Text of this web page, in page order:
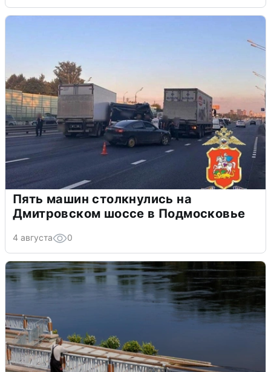
Пять машин столкнулись на
Дмитровском шоссе в Подмосковье
4 августа 0